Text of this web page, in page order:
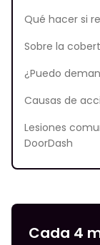
Qué hacer si
Sobre la
¿Puedo
Causas de
Lesiones
DoorDash
Cada 4